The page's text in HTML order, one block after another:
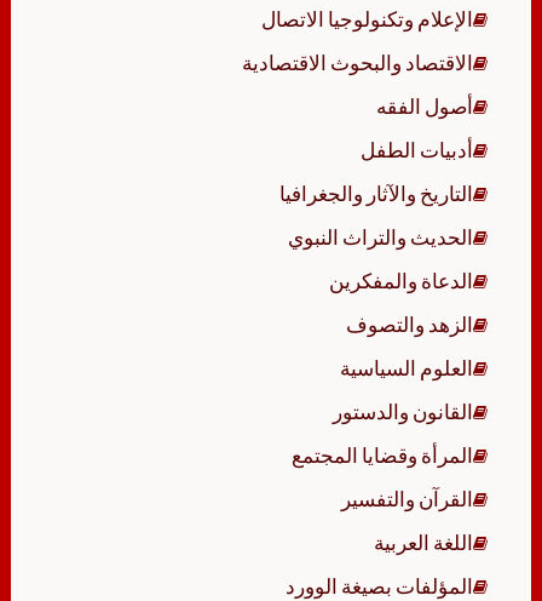
الإعلام وتكنولوجيا الاتصال
الاقتصاد والبحوث الاقتصادية
أصول الفقه
أدبيات الطفل
التاريخ والآثار والجغرافيا
الحديث والتراث النبوي
الدعاة والمفكرين
الزهد والتصوف
العلوم السياسية
القانون والدستور
المرأة وقضايا المجتمع
القرآن والتفسير
اللغة العربية
المؤلفات بصيغة الوورد